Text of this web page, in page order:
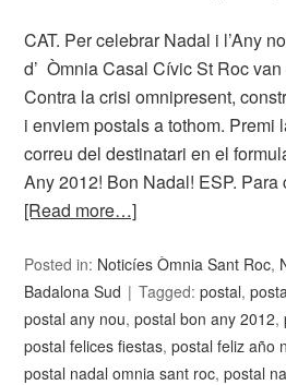
CAT. Per celebrar Nadal i l’Any
d’ Òmnia Casal Cívic St Roc
Contra la crisi omnipresent,
i enviem postals a tothom. Premi
correu del destinatari en el
Any 2012! Bon Nadal! ESP.
[Read more…]
Posted in: Noticíes Òmnia Sant Roc,
Badalona Sud
Tagged:postal,
postal any nou,postal bon any 2012,
postal felices fiestas,postal feliz año
postal nadal omnia sant roc,postal